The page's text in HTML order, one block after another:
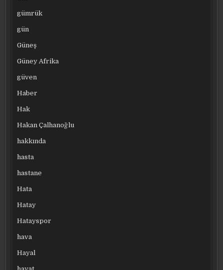
gümrük
gün
Güneş
Güney Afrika
güven
Haber
Hak
Hakan Çalhanoğlu
hakkında
hasta
hastane
Hata
Hatay
Hatayspor
hava
Hayal